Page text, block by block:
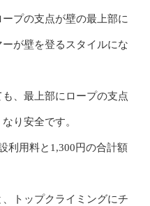
プの支点が壁の最上部に
が壁を登るスタイルにな
、最上部にロープの支点
り安全です。
利用料と1,300円の合計額
トップクライミングにチ